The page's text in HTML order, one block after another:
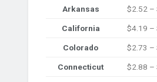
Arkansas $2.52 –
California $4.19 –
Colorado $2.73 –
Connecticut $2.88 –